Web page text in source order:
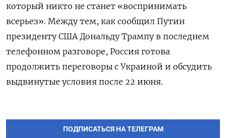
который никто не станет «воспринимать
всерьез». Между тем, как сообщил Путин
президенту США Дональду Трампу в последнем
телефонном разговоре, Россия готова
продолжить переговоры с Украиной и обсудить
выдвинутые условия после 22 июня.
ПОДПИСАТЬСЯ НА ТЕЛЕГРАМ